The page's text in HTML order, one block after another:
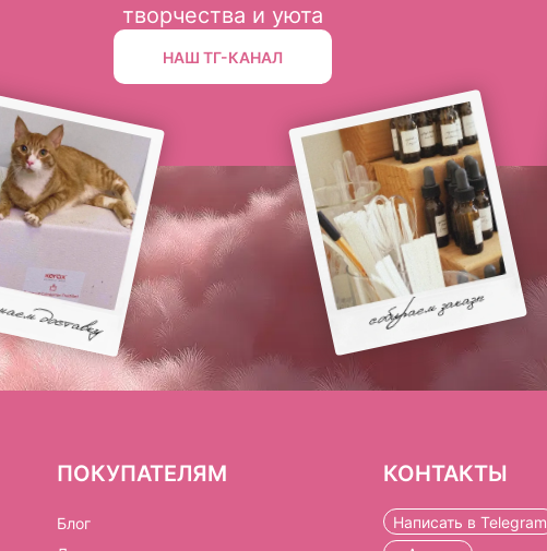
творчества и уюта
НАШ ТГ-КАНАЛ
ПОКУПАТЕЛЯМ КОНТАКТЫ
Написать в Telegram
Блог